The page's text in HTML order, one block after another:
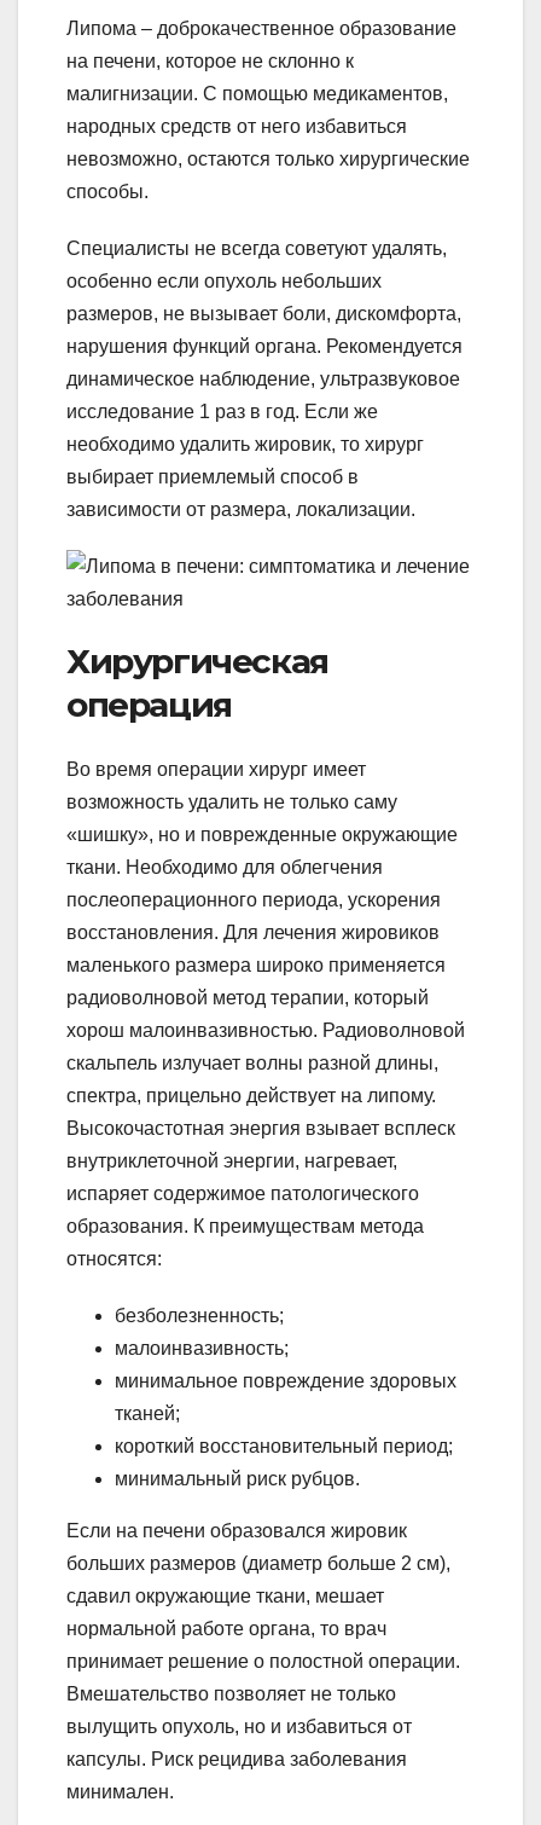
Липома – доброкачественное образование
на печени, которое не склонно к
малигнизации. С помощью медикаментов,
народных средств от него избавиться
невозможно, остаются только хирургические
способы.
Специалисты не всегда советуют удалять,
особенно если опухоль небольших
размеров, не вызывает боли, дискомфорта,
нарушения функций органа. Рекомендуется
динамическое наблюдение, ультразвуковое
исследование 1 раз в год. Если же
необходимо удалить жировик, то хирург
выбирает приемлемый способ в
зависимости от размера, локализации.
Хирургическая
операция
Во время операции хирург имеет
возможность удалить не только саму
«шишку», но и поврежденные окружающие
ткани. Необходимо для облегчения
послеоперационного периода, ускорения
восстановления. Для лечения жировиков
маленького размера широко применяется
радиоволновой метод терапии, который
хорош малоинвазивностью. Радиоволновой
скальпель излучает волны разной длины,
спектра, прицельно действует на липому.
Высокочастотная энергия взывает всплеск
внутриклеточной энергии, нагревает,
испаряет содержимое патологического
образования. К преимуществам метода
относятся:
безболезненность;
малоинвазивность;
минимальное повреждение здоровых
тканей;
короткий восстановительный период;
минимальный риск рубцов.
Если на печени образовался жировик
больших размеров (диаметр больше 2 см),
сдавил окружающие ткани, мешает
нормальной работе органа, то врач
принимает решение о полостной операции.
Вмешательство позволяет не только
вылущить опухоль, но и избавиться от
капсулы. Риск рецидива заболевания
минимален.